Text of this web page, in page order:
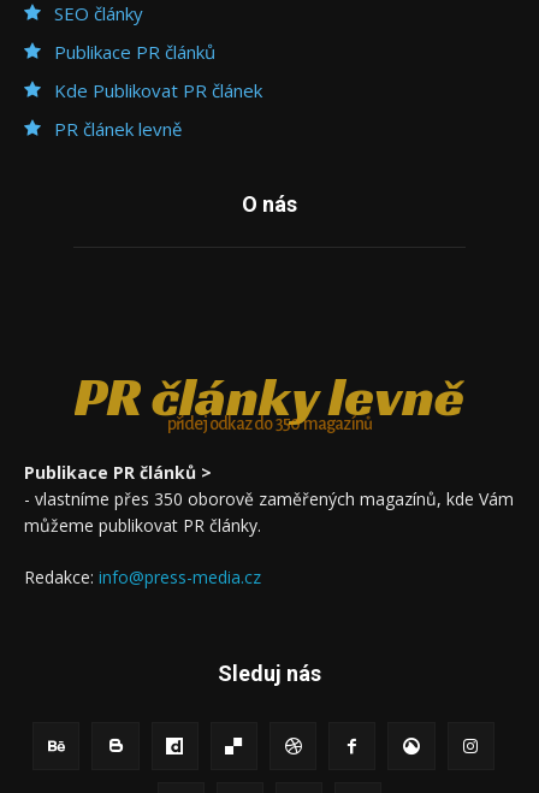
SEO články
Publikace PR článků
Kde Publikovat PR článek
PR článek levně
O nás
PR články levně
přidej odkaz do 350 magazínů
Publikace PR článků >
- vlastníme přes 350 oborově zaměřených magazínů, kde Vám
můžeme publikovat PR články.
Redakce: info@press-media.cz
Sleduj nás